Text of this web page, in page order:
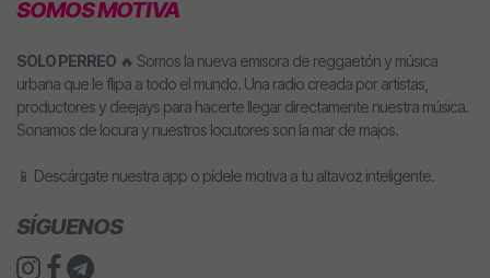
SOMOS MOTIVA
SOLO PERREO 🔥 Somos la nueva emisora de reggaetón y música
urbana que le flipa a todo el mundo. Una radio creada por artistas,
productores y deejays para hacerte llegar directamente nuestra música.
Sonamos de locura y nuestros locutores son la mar de majos.
📱 Descárgate nuestra app o pídele motiva a tu altavoz inteligente.
SÍGUENOS